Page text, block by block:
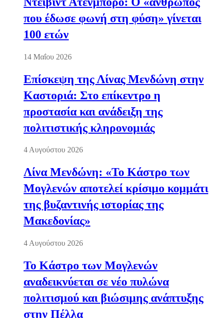
που έδωσε φωνή στη φύση» γίνεται
100 ετών
14 Μαΐου 2026
Επίσκεψη της Λίνας Μενδώνη στην
Καστοριά: Στο επίκεντρο η
προστασία και ανάδειξη της
πολιτιστικής κληρονομιάς
4 Αυγούστου 2026
Λίνα Μενδώνη: «Το Κάστρο των
Μογλενών αποτελεί κρίσιμο κομμάτι
της βυζαντινής ιστορίας της
Μακεδονίας»
4 Αυγούστου 2026
Το Κάστρο των Μογλενών
αναδεικνύεται σε νέο πυλώνα
πολιτισμού και βιώσιμης ανάπτυξης
στην Πέλλα